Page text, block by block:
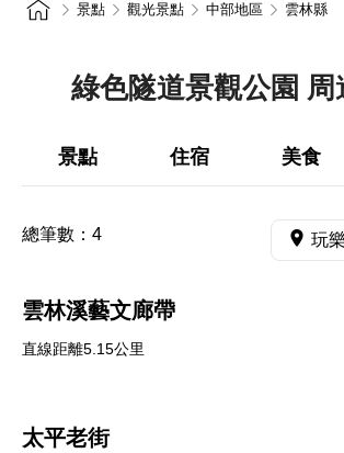
景點 觀光景點 中部地區 雲林縣
綠色隧道景觀公園 周
景點 住宿 美食
總筆數： 4 玩
雲林溪藝文廊帶
直線距離5.15公里
太平老街